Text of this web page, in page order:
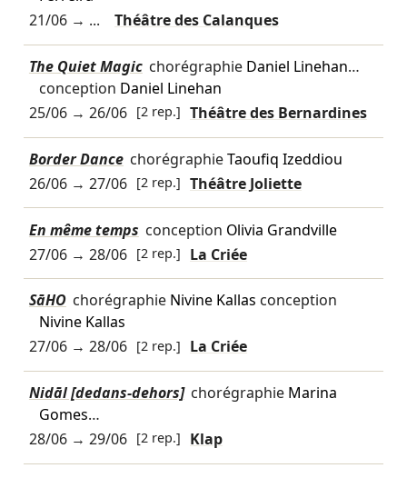
21/06→ ... Théâtre des Calanques
The Quiet Magic chorégraphie Daniel Linehan…
conception Daniel Linehan
25/06→ 26/06 [2 rep.] Théâtre des Bernardines
Border Dance chorégraphieTaoufiq Izeddiou
26/06→ 27/06 [2 rep.] Théâtre Joliette
En même temps conception Olivia Grandville
27/06→ 28/06 [2 rep.] La Criée
SāHO chorégraphie Nivine Kallas conception
Nivine Kallas
27/06→ 28/06 [2 rep.] La Criée
Nidāl [dedans-dehors] chorégraphie Marina
Gomes…
28/06→ 29/06 [2 rep.] Klap